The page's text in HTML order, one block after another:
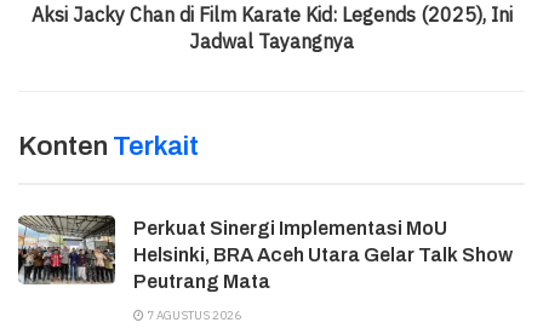
Aksi Jacky Chan di Film Karate Kid: Legends (2025), Ini
Jadwal Tayangnya
Konten Terkait
Perkuat Sinergi Implementasi MoU
Helsinki, BRA Aceh Utara Gelar Talk Show
Peutrang Mata
7 AGUSTUS 2026